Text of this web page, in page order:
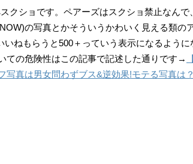
クショです。ペアーズはスクショ禁止なんで
の写真とかそういうかわいく見える類の
いねもらうと500＋っていう表示になるように
ての危険性はこの記事で記述した通りです→
写真は男女問わずブス&逆効果!モテる写真は？